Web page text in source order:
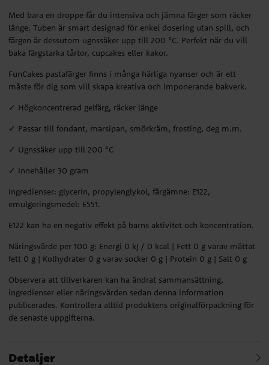
Med bara en droppe får du intensiva och jämna färger som räcker
länge. Tuben är smart designad för enkel dosering utan spill, och
färgen är dessutom ugnssäker upp till 200 °C. Perfekt när du vill
baka färgstarka tårtor, cupcakes eller kakor.
FunCakes pastafärger finns i många härliga nyanser och är ett
måste för dig som vill skapa kreativa och imponerande bakverk.
✓ Högkoncentrerad gelfärg, räcker länge
✓ Passar till fondant, marsipan, smörkräm, frosting, deg m.m.
✓ Ugnssäker upp till 200 °C
✓ Innehåller 30 gram
Ingredienser: glycerin, propylenglykol, färgämne: E122,
emulgeringsmedel: E551.
E122 kan ha en negativ effekt på barns aktivitet och koncentration.
Näringsvärde per 100 g: Energi 0 kJ / 0 kcal | Fett 0 g varav mättat
fett 0 g | Kolhydrater 0 g varav socker 0 g | Protein 0 g | Salt 0 g
Observera att tillverkaren kan ha ändrat sammansättning,
ingredienser eller näringsvärden sedan denna information
publicerades. Kontrollera alltid produktens originalförpackning för
de senaste uppgifterna.
Detaljer